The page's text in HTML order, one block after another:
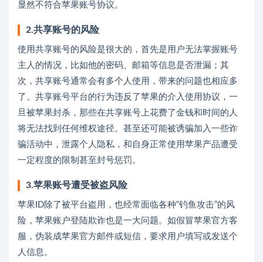
显然不符合苹果账号协议。
2.共享账号的风险
使用共享账号的风险是很大的，首先是用户无法掌握账号
主人的情况，比如他的密码、邮箱等信息是否泄漏；其
次，共享账号通常会有多个人使用，带来的问题也相应多
了。共享账号平台的行为违反了苹果的介入使用协议，一
旦被苹果封杀，那些在共享账号上花费了金钱和时间的人
将无法找到任何维权途径。甚至还可能被诱骗加入一些诈
骗活动中，泄露个人隐私，和自身正常使用苹果产品遭受
一定程度的限制甚至封号惩罚。
3.苹果账号遭受被盗风险
苹果ID除了被平台盗用，也经常面临各种“钓鱼攻击”的风
险，苹果账户登陆欺诈也是一大问题。如假冒苹果官方客
服，伪装成苹果官方邮件或短信，要求用户填写或发送个
人信息。